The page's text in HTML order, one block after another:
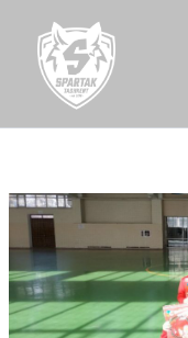
содержимому